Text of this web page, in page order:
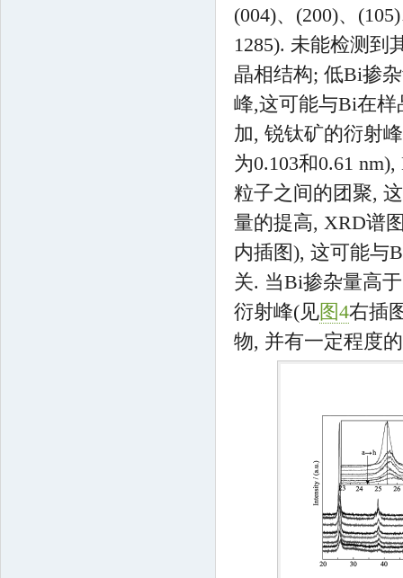
(004)、(200)、
1285). 未能检测到
晶相结构; 低Bi掺
峰,这可能与Bi在
加, 锐钛矿的衍射
为0.103和0.61 nm),
粒子之间的团聚,
量的提高, XRD谱
内插图), 这可能与
关. 当Bi掺杂量高
衍射峰(见图4右插
物, 并有一定程度